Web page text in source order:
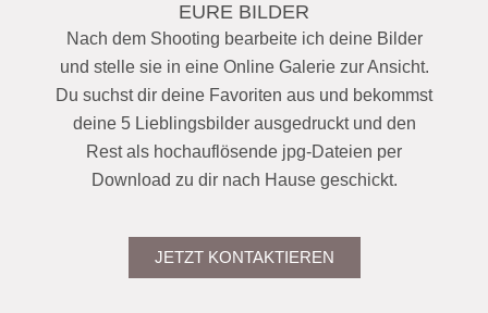
EURE BILDER
Nach dem Shooting bearbeite ich deine Bilder
und stelle sie in eine Online Galerie zur Ansicht.
Du suchst dir deine Favoriten aus und bekommst
deine 5 Lieblingsbilder ausgedruckt und den
Rest als hochauflösende jpg-Dateien per
Download zu dir nach Hause geschickt.
JETZT KONTAKTIEREN